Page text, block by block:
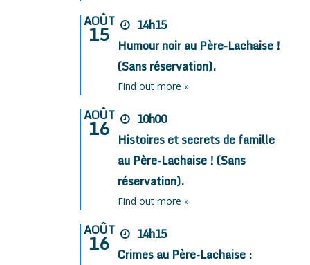
AOÛT
15
14h15
Humour noir au Père-Lachaise !
(Sans réservation).
Find out more »
AOÛT
16
10h00
Histoires et secrets de famille
au Père-Lachaise ! (Sans
réservation).
Find out more »
AOÛT
16
14h15
Crimes au Père-Lachaise :